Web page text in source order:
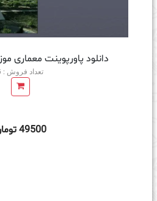
دانلود پاورپوینت معماری
تعداد فروش : 5
49500 تومان